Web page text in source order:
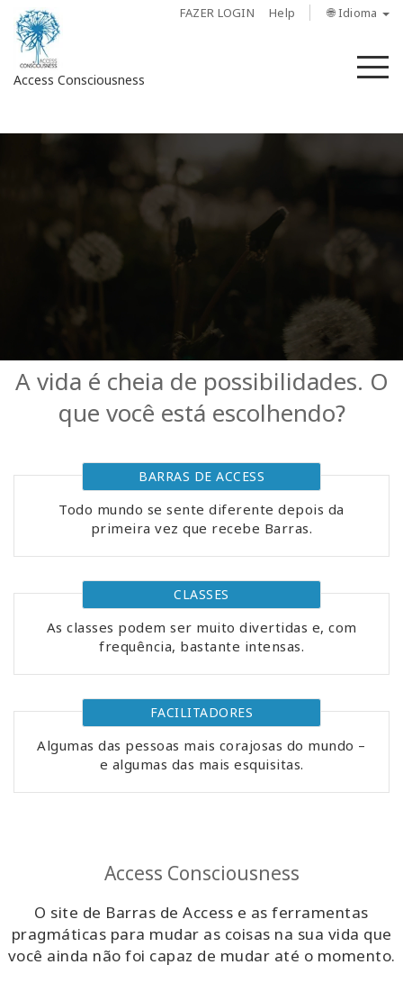
FAZER LOGIN Help 🌐 Idioma
Access Consciousness
Fazer
Regiões
Classes
Facilitators
More
Novidades
PESQUISAR
A vida é cheia de possibilidades. O
que você está escolhendo?
BARRAS DE ACCESS
Todo mundo se sente diferente depois da
primeira vez que recebe Barras.
CLASSES
As classes podem ser muito divertidas e, com
frequência, bastante intensas.
FACILITADORES
Algumas das pessoas mais corajosas do mundo –
e algumas das mais esquisitas.
Access Consciousness
O site de Barras de Access e as ferramentas
pragmáticas para mudar as coisas na sua vida que
você ainda não foi capaz de mudar até o momento.